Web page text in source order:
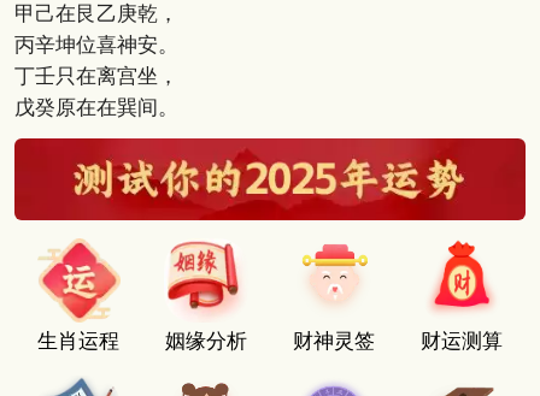
甲己在艮乙庚乾，
丙辛坤位喜神安。
丁壬只在离宫坐，
戊癸原在在巽间。
生肖运程 姻缘分析 财神灵签 财运测算